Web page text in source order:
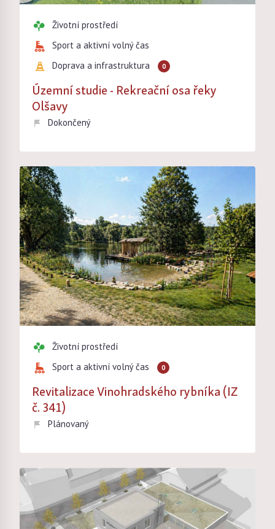
Životní prostředí
Sport a aktivní volný čas
Doprava a infrastruktura
0
Územní studie - Rekreační osa řeky
Olšavy
Dokončený
Životní prostředí
Sport a aktivní volný čas
0
Revitalizace Vinohradského rybníka (IZ
č. 341)
Plánovaný